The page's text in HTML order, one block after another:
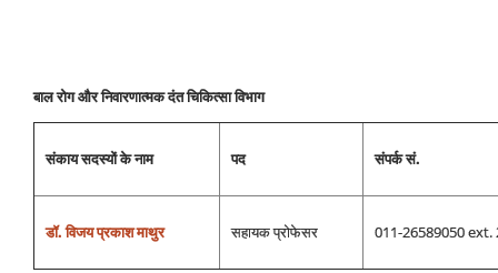
बाल रोग और निवारणात्‍मक दं‍त चिकित्‍सा विभाग
संकाय सदस्‍यों के नाम पद संपर्क सं.
डॉ. विजय प्रकाश माथुर सहायक प्रोफेसर 011-26589050 ext.